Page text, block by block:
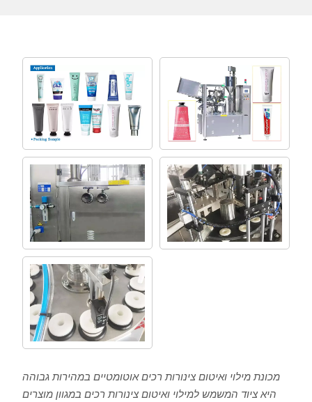
מכונת מילוי ואיטום צינורות רכים אוטומטיים במהירות גבוהה
היא ציוד המשמש למילוי ואיטום צינורות רכים במגוון מוצרים